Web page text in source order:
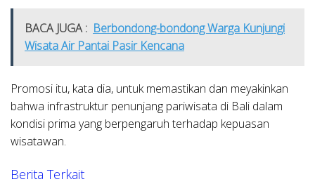
BACA JUGA : Berbondong-bondong Warga Kunjungi
Wisata Air Pantai Pasir Kencana
Promosi itu, kata dia, untuk memastikan dan meyakinkan
bahwa infrastruktur penunjang pariwisata di Bali dalam
kondisi prima yang berpengaruh terhadap kepuasan
wisatawan.
Berita Terkait